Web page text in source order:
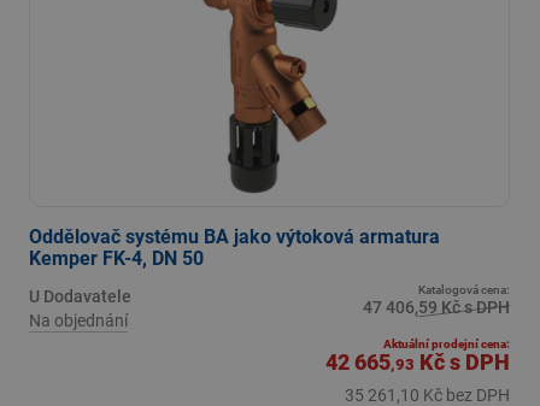
Oddělovač systému BA jako výtoková armatura
Kemper FK-4, DN 50
U Dodavatele
Na objednání
Katalogová cena:
47 406,59 Kč s DPH
Aktuální prodejní cena:
42 665,93 Kčs DPH
35 261,10 Kč bez DPH